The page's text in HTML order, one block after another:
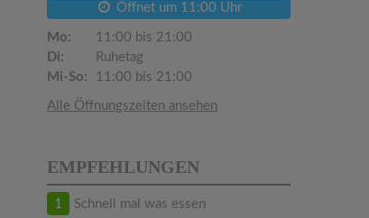
Öffnet um 11:00 Uhr
Mo:
11:00 bis 21:00
Di:
Ruhetag
Mi-So:
11:00 bis 21:00
Alle Öffnungszeiten ansehen
EMPFEHLUNGEN
1 Schnell mal was essen